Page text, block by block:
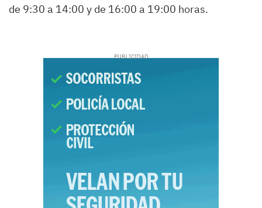
de 9:30 a 14:00 y de 16:00 a 19:00 horas.